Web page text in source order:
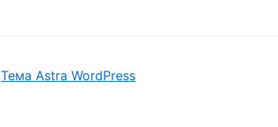
Тема Astra WordPress